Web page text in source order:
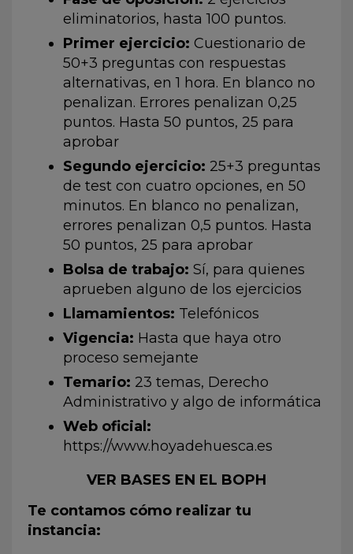
eliminatorios, hasta 100 puntos.
Primer ejercicio: Cuestionario de
50+3 preguntas con respuestas
alternativas, en 1 hora. En blanco no
penalizan. Errores penalizan 0,25
puntos. Hasta 50 puntos, 25 para
aprobar
Segundo ejercicio: 25+3 preguntas
de test con cuatro opciones, en 50
minutos. En blanco no penalizan,
errores penalizan 0,5 puntos. Hasta
50 puntos, 25 para aprobar
Bolsa de trabajo: Sí, para quienes
aprueben alguno de los ejercicios
Llamamientos: Telefónicos
Vigencia: Hasta que haya otro
proceso semejante
Temario: 23 temas, Derecho
Administrativo y algo de informática
Web oficial:
https://www.hoyadehuesca.es
VER BASES EN EL BOPH
Te contamos cómo realizar tu
instancia: